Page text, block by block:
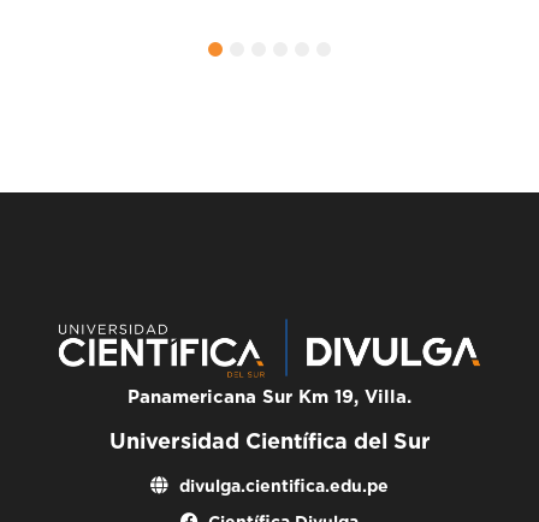
4
Panamericana Sur Km 19, Villa.
Universidad Científica del Sur
divulga.cientifica.edu.pe